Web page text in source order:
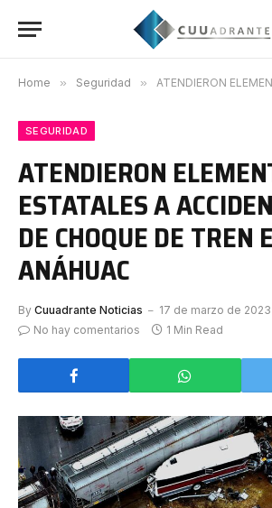
Home » Seguridad » ATENDIERON ELEMENTOS ESTATALES A
SEGURIDAD
ATENDIERON
ESTATALES A
DE CHOQUE DE TREN
ANÁHUAC
By Cuuadrante Noticias
17 de marzo de 2023
No hay comentarios
1 Min Read